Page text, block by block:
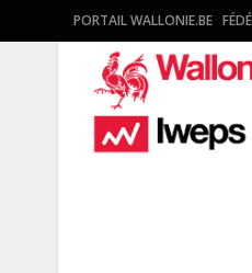
PORTAIL WALLONIE.BE